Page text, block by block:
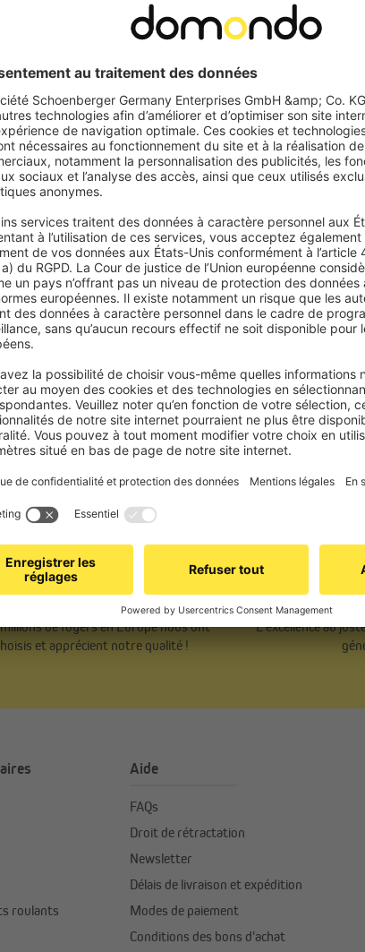
via la rubrique « Votre compte » puis « Commandes ».
sont disponibles dans chaque offre. De plus, des précisions
paiement ». Pour tous les modes de paiement, le délai de
ou un jour férié en France, le délai est prolongé
vous dès maintenant à la
première commande et ne manquez plus aucune
S'abonner à la newsletter
de confidentialité.. Vous pouvez vous désabonner à tout moment
clients nous font confiance
de foyers en Europe nous ont
et apprécient notre qualité !
Qualité
L’excellence au
roulants
Aide
FAQs
Droit de rétractation
Newsletter
Délais de livraison et expédition
Modes de paiement
Conditions des bons d'achat